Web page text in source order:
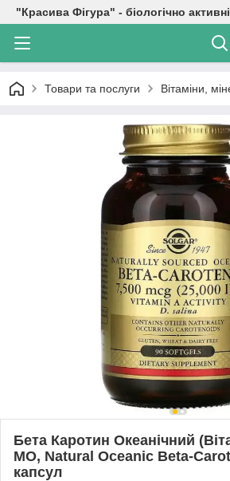
"Красива Фігура" - біологічно
Товари та послуги Вітаміни,
Бета Каротин Океанічний
МО, Natural Oceanic Beta-
капсул